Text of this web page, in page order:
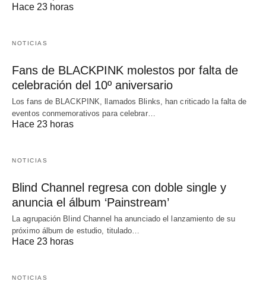
Hace 23 horas
NOTICIAS
Fans de BLACKPINK molestos por falta de
celebración del 10º aniversario
Los fans de BLACKPINK, llamados Blinks, han criticado la falta de
eventos conmemorativos para celebrar…
Hace 23 horas
NOTICIAS
Blind Channel regresa con doble single y
anuncia el álbum ‘Painstream’
La agrupación Blind Channel ha anunciado el lanzamiento de su
próximo álbum de estudio, titulado…
Hace 23 horas
NOTICIAS